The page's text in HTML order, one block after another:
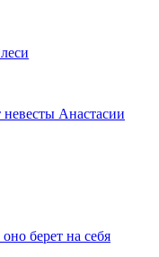
Анастасии
берет на себя